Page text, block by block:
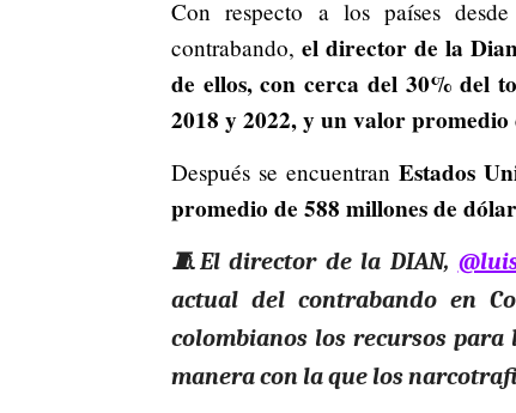
Con respecto a los países
contrabando, el director de la
de ellos, con cerca del 30% del
2018 y 2022, y un valor promedio
Después se encuentran Estados
promedio de 588 millones de
🧵El director de la DIAN,
actual del contrabando en
colombianos los recursos para
manera con la que los